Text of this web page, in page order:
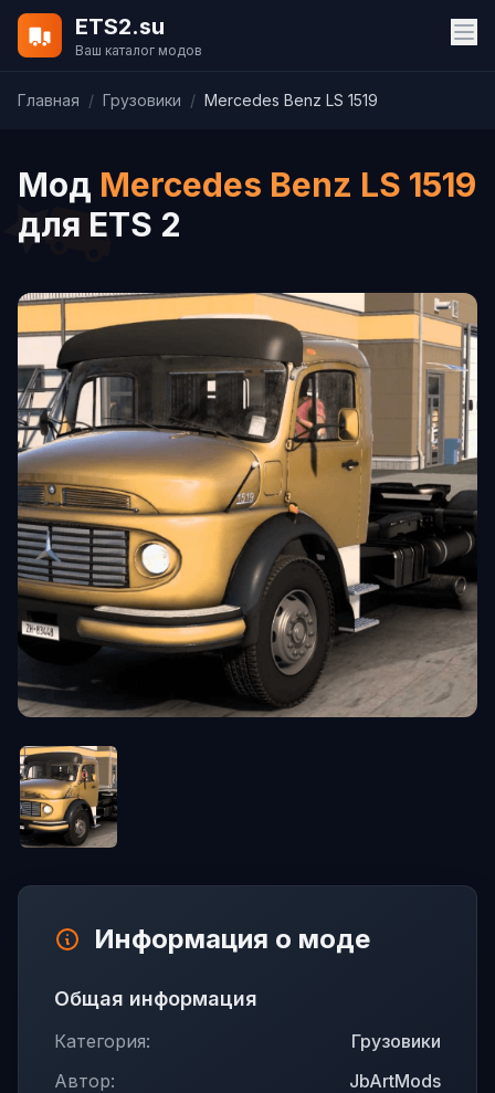
ETS2.su
Ваш каталог модов
Главная / Грузовики / Mercedes Benz LS 1519
Мод Mercedes Benz LS 1519
для ETS 2
Информация о моде
Общая информация
Категория:
Грузовики
Автор:
JbArtMods